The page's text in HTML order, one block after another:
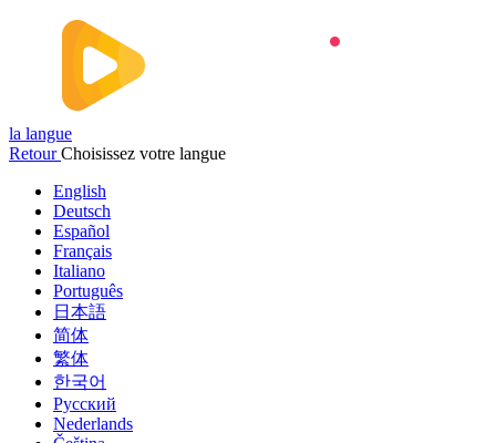
la langue
Retour Choisissez votre langue
English
Deutsch
Español
Français
Italiano
Português
日本語
简体
繁体
한국어
Русский
Nederlands